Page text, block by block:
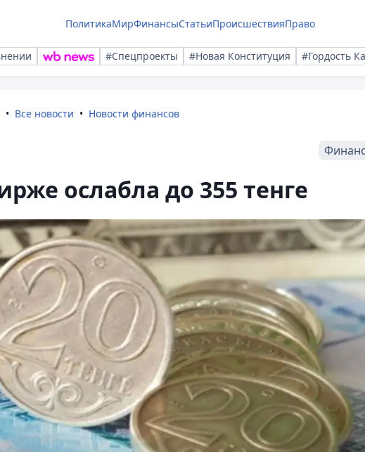
ПолитикаМирФинансыСтатьиПроисшествияПраво
#Спецпроекты #Новая Конституция #Гордость
Все новости Новости финансов
ослабла до 355 тенге